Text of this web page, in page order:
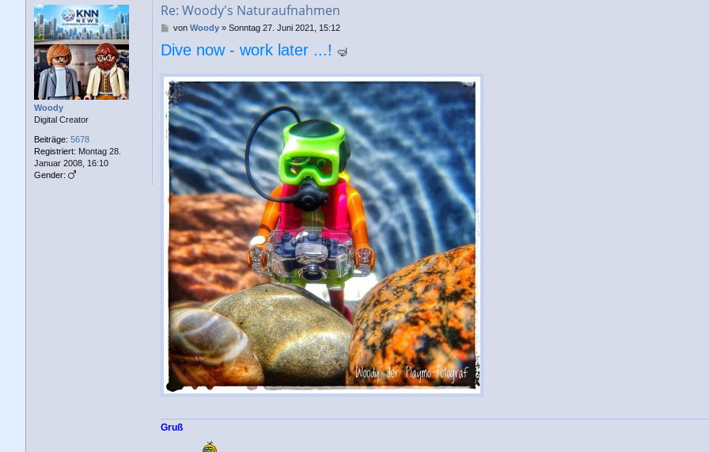
Woody
Digital Creator
Beiträge: 5678
Registriert: Montag 28.
Januar 2008, 16:10
Gender:
Re: Woody's Naturaufnahmen
B
i
r
a
g
von Woody» Sonntag 27. Juni 2021, 15:12
Dive now - work later ...! 🤿
Gruß